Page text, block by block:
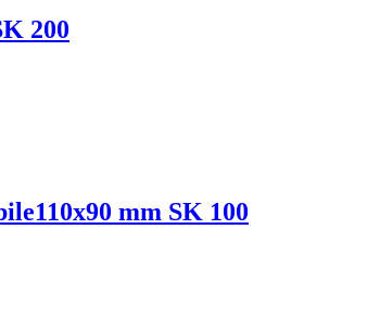
200
mm SK 100